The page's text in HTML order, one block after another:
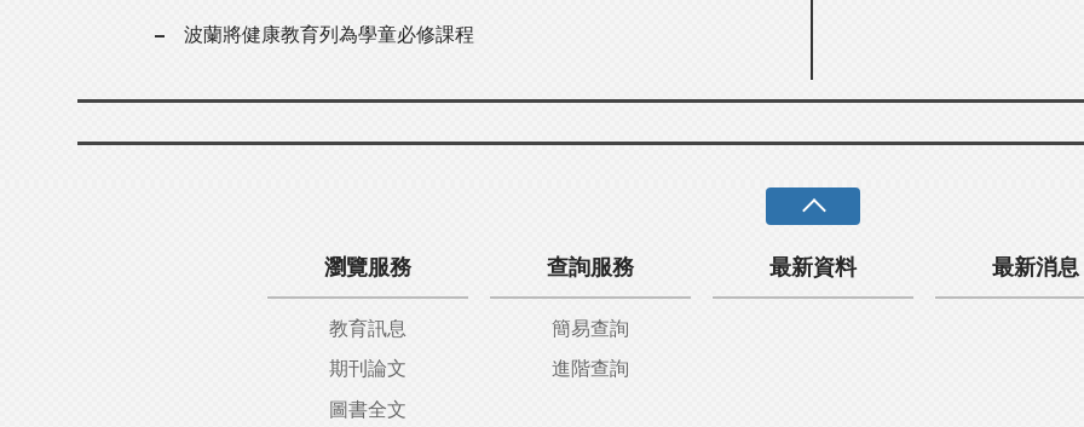
波蘭將健康教育列為學童必修課程
瀏覽服務
教育訊息
期刊論文
圖書全文
查詢服務
簡易查詢
進階查詢
最新資料 最新消息